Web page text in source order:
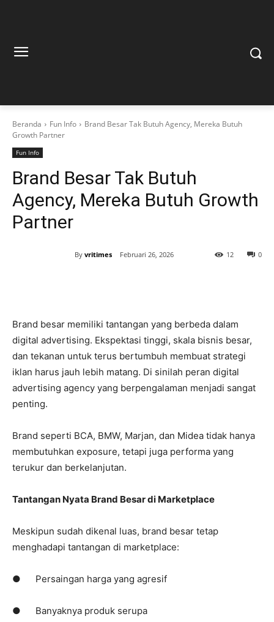
Beranda Fun Info
Brand Besar Tak Butuh Agency, Mereka Butuh
Growth Partner
Fun Info
Brand Besar Tak Butuh
Agency, Mereka Butuh Growth
Partner
By vritimes Februari 26, 2026 0
12
Brand besar memiliki tantangan yang berbeda dalam
digital advertising. Ekspektasi tinggi, skala bisnis besar,
dan tekanan untuk terus bertumbuh membuat strategi
iklan harus jauh lebih matang. Di sinilah peran digital
advertising agency yang berpengalaman menjadi sangat
penting.
Brand seperti BCA, BMW, Marjan, dan Midea tidak hanya
membutuhkan exposure, tetapi juga performa yang
terukur dan berkelanjutan.
Tantangan Nyata Brand Besar di Marketplace
Meskipun sudah dikenal luas, brand besar tetap
menghadapi tantangan di marketplace:
● Persaingan harga yang agresif
● Banyaknya produk serupa